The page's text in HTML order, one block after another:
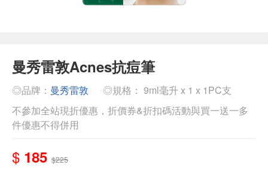
曼秀雷敦Acnes抗痘筆
◎品牌： 曼秀雷敦
◎規格： 9ml毫升 x 1 x 1PC支
不參加全站現折優惠，折價券&折扣碼活動與買一送一多
件優惠不得併用
$ 185 $225